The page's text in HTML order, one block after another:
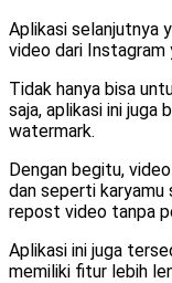
Aplikasi selanjutnya
video dari
Tidak hanya bisa
saja, aplikasi ini juga
watermark.
Dengan begitu,
dan seperti karyamu
repost video tanpa
Aplikasi ini juga
memiliki fitur lebih